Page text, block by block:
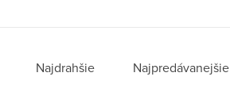
Najdrahšie Najpredávanejšie